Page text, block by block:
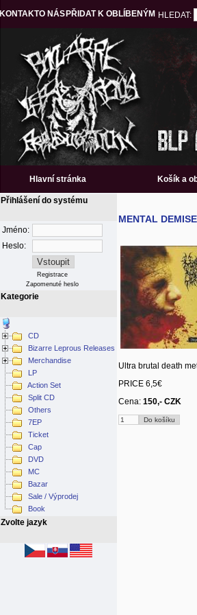
KONTAKTO NÁS PŘIDAT K OBLÍBENÝM HLEDAT:
Hlavní stránka Košík a
Přihlášení do systému
Jméno:
Heslo:
Registrace
Zapomenuté heslo
Kategorie
CD
Bizarre Leprous Releases
Merchandise
LP
Action Set
Split CD
Others
7EP
Ticket
Cap
DVD
MC
Bazar
Sale / Výprodej
Book
Zvolte jazyk
MENTAL
Ultra brutal death
PRICE 6,5€
Cena: 150,- CZK